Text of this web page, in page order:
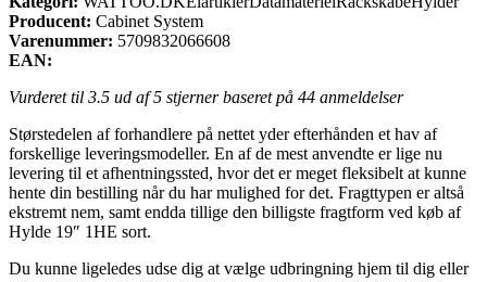
Producent: Cabinet System
Varenummer: 5709832066608
EAN:
Vurderet til 3.5 ud af 5 stjerner baseret på 44 anmeldelser
Størstedelen af forhandlere på nettet yder efterhånden et hav af
forskellige leveringsmodeller. En af de mest anvendte er lige nu
levering til et afhentningssted, hvor det er meget fleksibelt at kunne
hente din bestilling når du har mulighed for det. Fragttypen er altså
ekstremt nem, samt endda tillige den billigste fragtform ved køb af
Hylde 19″ 1HE sort.
Du kunne ligeledes udse dig at vælge udbringning hjem til dig eller